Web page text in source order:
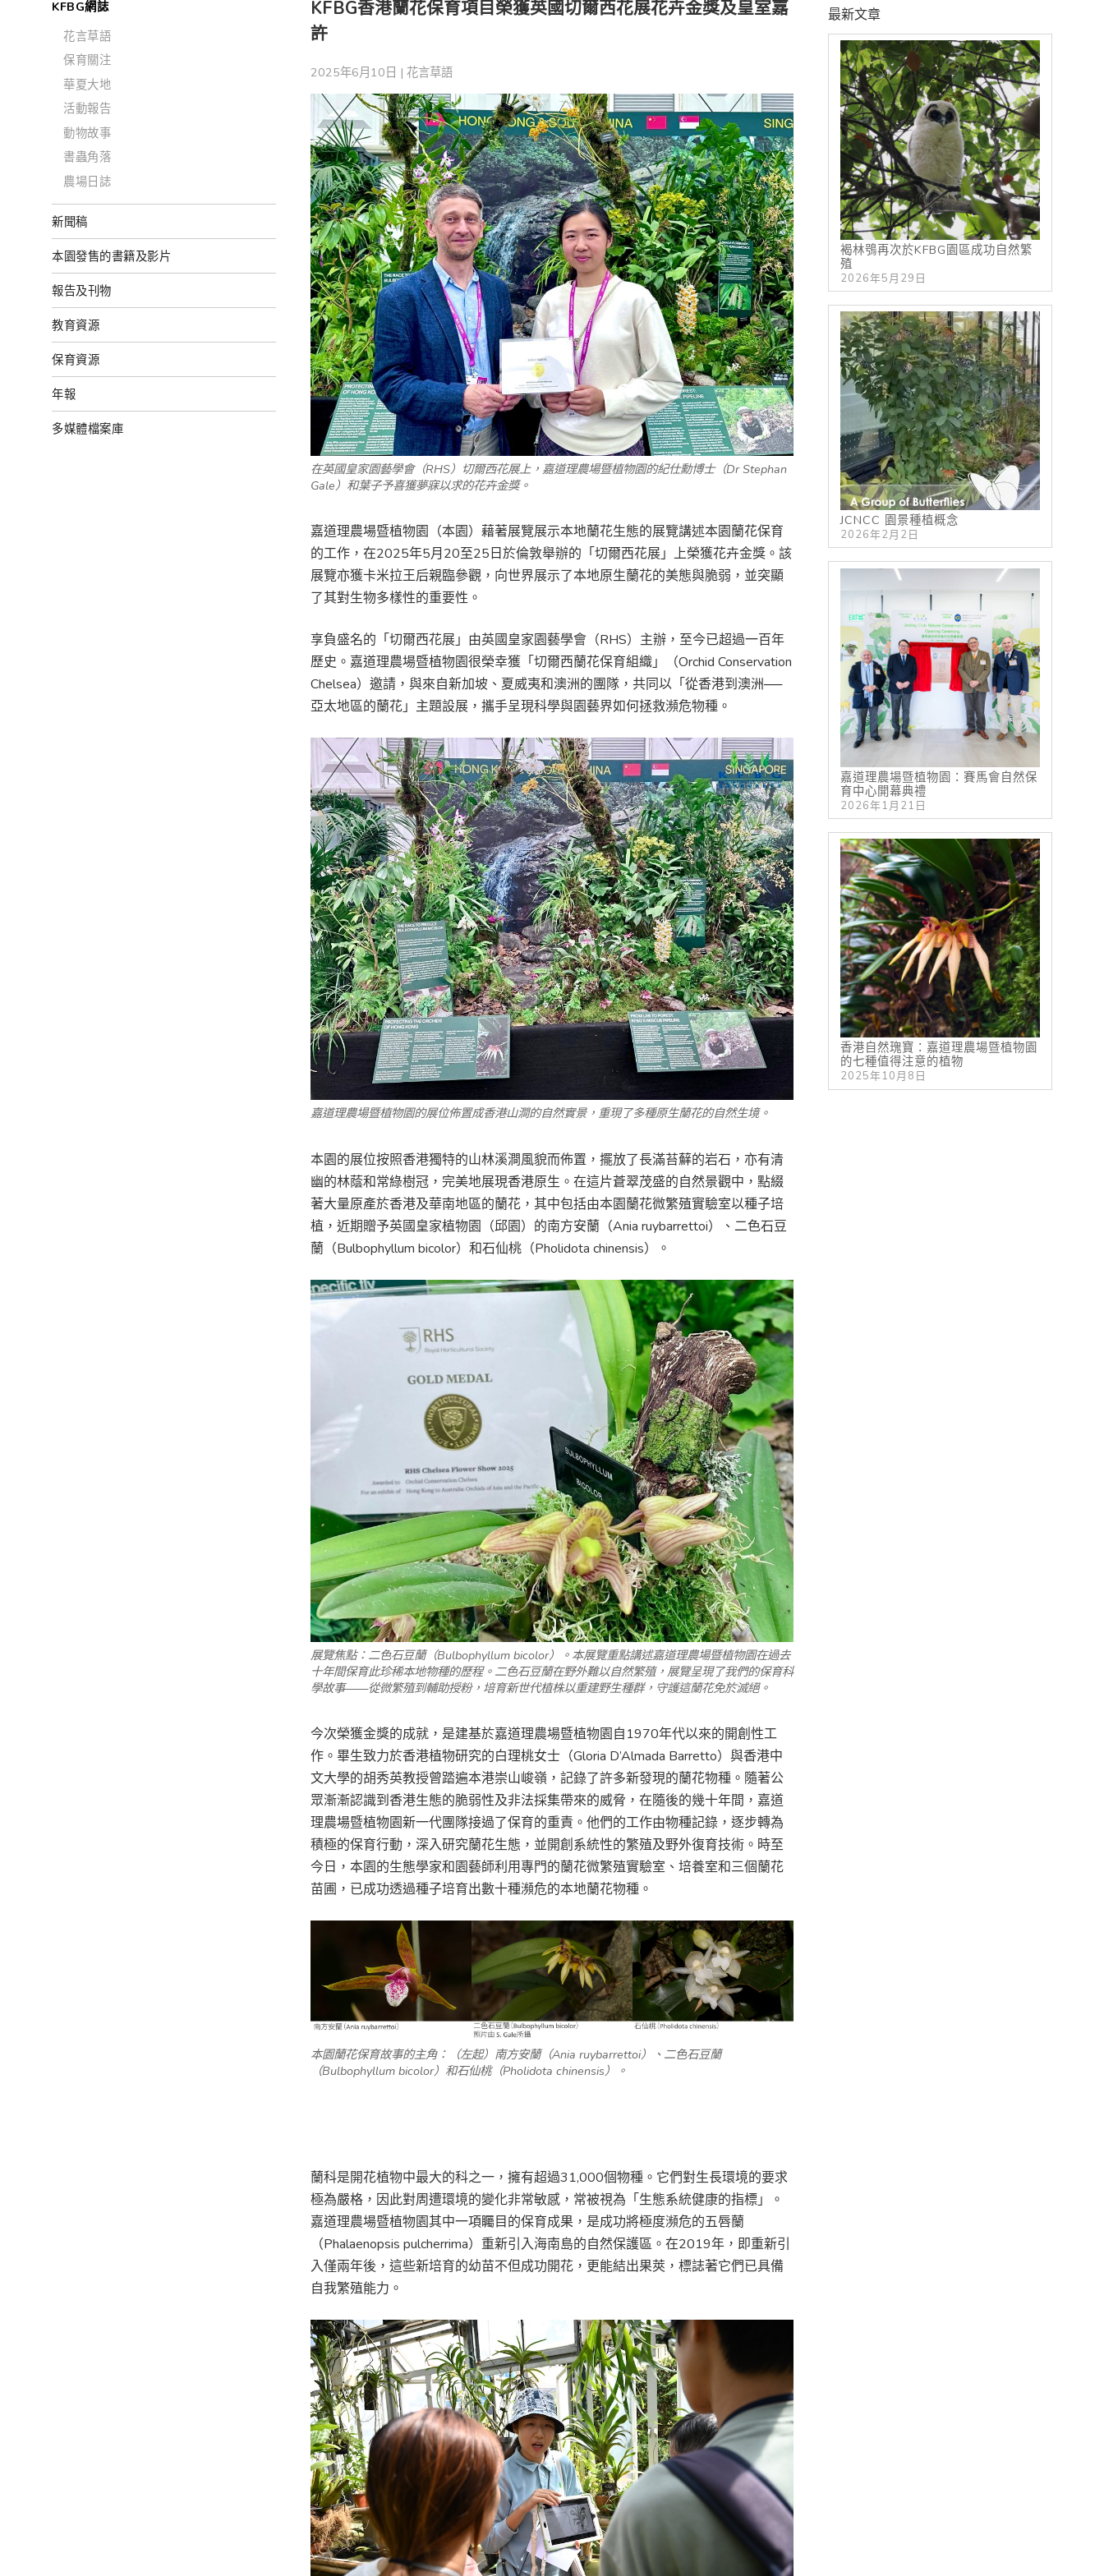
KFBG網誌
花言草語
保育關注
華夏大地
活動報告
動物故事
書蟲角落
農場日誌
新聞稿
本園發售的書籍及影片
報告及刊物
教育資源
保育資源
年報
多媒體檔案庫
最新文章
褐林鴞再次於KFBG園區成功自然繁
殖
2026年5月29日
JCNCC 園景種植概念
2026年2月2日
嘉道理農場暨植物園：賽馬會自然保
育中心開幕典禮
2026年1月21日
香港自然瑰寶：嘉道理農場暨植物園
的七種值得注意的植物
2025年10月8日
KFBG香港蘭花保育項目榮獲英國切爾西花展花卉金獎及皇室嘉
許
2025年6月10日 | 花言草語
在英國皇家園藝學會（RHS）切爾西花展上，嘉道理農場暨植物園的紀仕勳博士（Dr Stephan
Gale）和葉子予喜獲夢寐以求的花卉金獎。
嘉道理農場暨植物園（本園）藉著展覽展示本地蘭花生態的展覽講述本園蘭花保育
的工作，在2025年5月20至25日於倫敦舉辦的「切爾西花展」上榮獲花卉金獎。該
展覽亦獲卡米拉王后親臨參觀，向世界展示了本地原生蘭花的美態與脆弱，並突顯
了其對生物多樣性的重要性。
享負盛名的「切爾西花展」由英國皇家園藝學會（RHS）主辦，至今已超過一百年
歷史。嘉道理農場暨植物園很榮幸獲「切爾西蘭花保育組織」（Orchid Conservation
Chelsea）邀請，與來自新加坡、夏威夷和澳洲的團隊，共同以「從香港到澳洲──
亞太地區的蘭花」主題設展，攜手呈現科學與園藝界如何拯救瀕危物種。
嘉道理農場暨植物園的展位佈置成香港山澗的自然實景，重現了多種原生蘭花的自然生境。
本園的展位按照香港獨特的山林溪澗風貌而佈置，擺放了長滿苔蘚的岩石，亦有清
幽的林蔭和常綠樹冠，完美地展現香港原生。在這片蒼翠茂盛的自然景觀中，點綴
著大量原產於香港及華南地區的蘭花，其中包括由本園蘭花微繁殖實驗室以種子培
植，近期贈予英國皇家植物園（邱園）的南方安蘭（Ania ruybarrettoi）、二色石豆
蘭（Bulbophyllum bicolor）和石仙桃（Pholidota chinensis）。
展覽焦點：二色石豆蘭（Bulbophyllum bicolor）。本展覽重點講述嘉道理農場暨植物園在過去
十年間保育此珍稀本地物種的歷程。二色石豆蘭在野外難以自然繁殖，展覽呈現了我們的保育科
學故事——從微繁殖到輔助授粉，培育新世代植株以重建野生種群，守護這蘭花免於滅絕。
今次榮獲金獎的成就，是建基於嘉道理農場暨植物園自1970年代以來的開創性工
作。畢生致力於香港植物研究的白理桃女士（Gloria D’Almada Barretto）與香港中
文大學的胡秀英教授曾踏遍本港崇山峻嶺，記錄了許多新發現的蘭花物種。隨著公
眾漸漸認識到香港生態的脆弱性及非法採集帶來的威脅，在隨後的幾十年間，嘉道
理農場暨植物園新一代團隊接過了保育的重責。他們的工作由物種記錄，逐步轉為
積極的保育行動，深入研究蘭花生態，並開創系統性的繁殖及野外復育技術。時至
今日，本園的生態學家和園藝師利用專門的蘭花微繁殖實驗室、培養室和三個蘭花
苗圃，已成功透過種子培育出數十種瀕危的本地蘭花物種。
本園蘭花保育故事的主角：（左起）南方安蘭（Ania ruybarrettoi）、二色石豆蘭
（Bulbophyllum bicolor）和石仙桃（Pholidota chinensis）。
蘭科是開花植物中最大的科之一，擁有超過31,000個物種。它們對生長環境的要求
極為嚴格，因此對周遭環境的變化非常敏感，常被視為「生態系統健康的指標」。
嘉道理農場暨植物園其中一項矚目的保育成果，是成功將極度瀕危的五唇蘭
（Phalaenopsis pulcherrima）重新引入海南島的自然保護區。在2019年，即重新引
入僅兩年後，這些新培育的幼苗不但成功開花，更能結出果莢，標誌著它們已具備
自我繁殖能力。